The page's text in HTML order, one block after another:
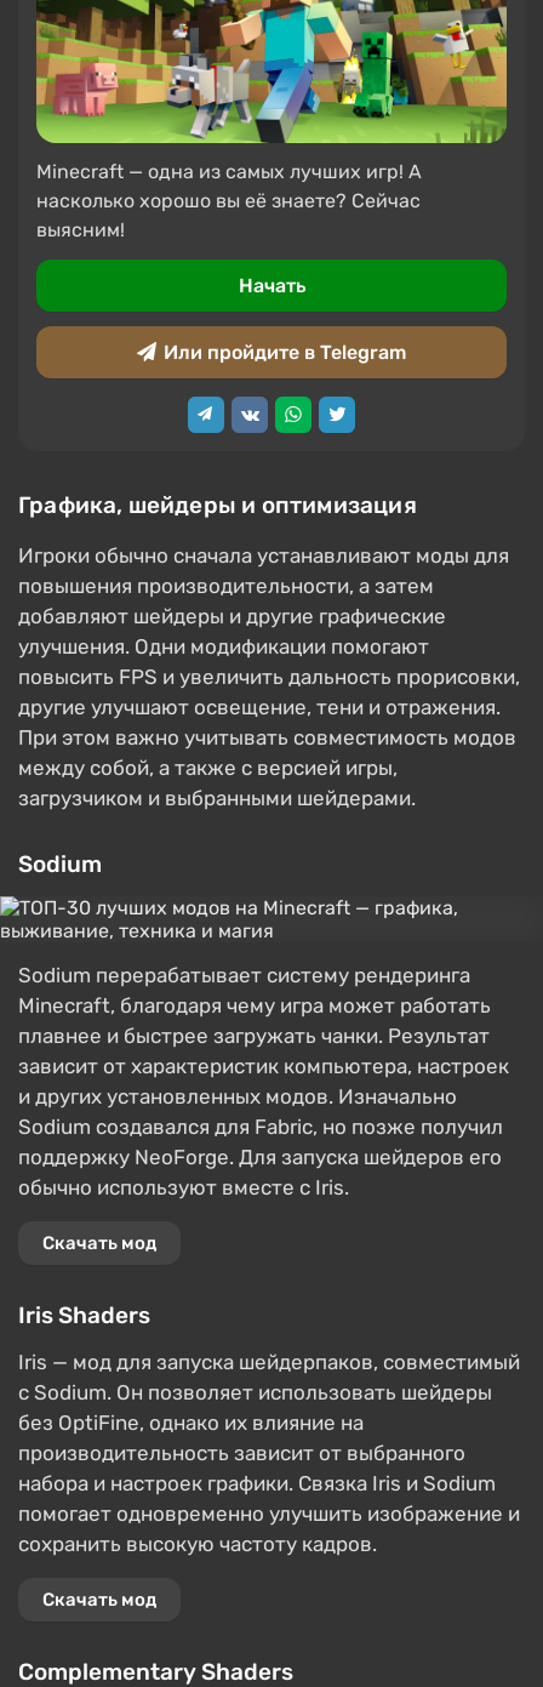
Minecraft — одна из самых лучших игр! А
насколько хорошо вы её знаете? Сейчас
выясним!
Начать
Или пройдите в Telegram
Графика, шейдеры и оптимизация
Игроки обычно сначала устанавливают моды для
повышения производительности, а затем
добавляют шейдеры и другие графические
улучшения. Одни модификации помогают
повысить FPS и увеличить дальность прорисовки,
другие улучшают освещение, тени и отражения.
При этом важно учитывать совместимость модов
между собой, а также с версией игры,
загрузчиком и выбранными шейдерами.
Sodium
Sodium перерабатывает систему рендеринга
Minecraft, благодаря чему игра может работать
плавнее и быстрее загружать чанки. Результат
зависит от характеристик компьютера, настроек
и других установленных модов. Изначально
Sodium создавался для Fabric, но позже получил
поддержку NeoForge. Для запуска шейдеров его
обычно используют вместе с Iris.
Скачать мод
Iris Shaders
Iris — мод для запуска шейдерпаков, совместимый
с Sodium. Он позволяет использовать шейдеры
без OptiFine, однако их влияние на
производительность зависит от выбранного
набора и настроек графики. Связка Iris и Sodium
помогает одновременно улучшить изображение и
сохранить высокую частоту кадров.
Скачать мод
Complementary Shaders